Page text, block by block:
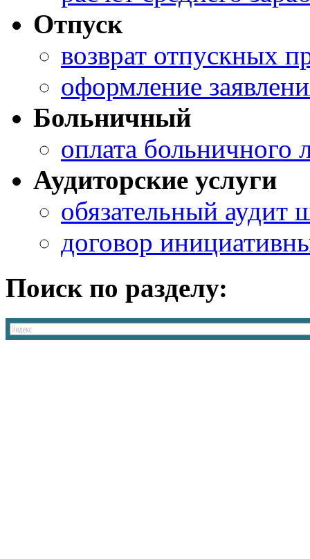
Отпуск
возврат отпускных
оформление
Больничный
оплата больничного
Аудиторские услуги
обязательный аудит
договор
Поиск по разделу: